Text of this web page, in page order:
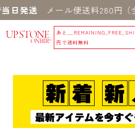
日発送メール便送料280円（
あと
円で送料無料